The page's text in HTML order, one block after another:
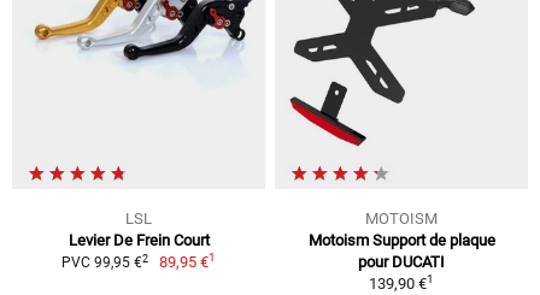
LSL
Levier De Frein Court
PVC 99,95 €2 89,95 €1
MOTOISM
Motoism Support de plaque
pour DUCATI
139,90 €1